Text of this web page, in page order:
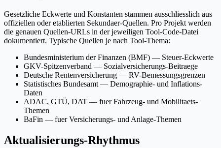
Gesetzliche Eckwerte und Konstanten stammen ausschliesslich aus
offiziellen oder etablierten Sekundaer-Quellen. Pro Projekt werden
die genauen Quellen-URLs in der jeweiligen Tool-Code-Datei
dokumentiert. Typische Quellen je nach Tool-Thema:
Bundesministerium der Finanzen (BMF) — Steuer-Eckwerte
GKV-Spitzenverband — Sozialversicherungs-Beitraege
Deutsche Rentenversicherung — RV-Bemessungsgrenzen
Statistisches Bundesamt — Demographie- und Inflations-
Daten
ADAC, GTÜ, DAT — fuer Fahrzeug- und Mobilitaets-
Themen
BaFin — fuer Versicherungs- und Anlage-Themen
Aktualisierungs-Rhythmus